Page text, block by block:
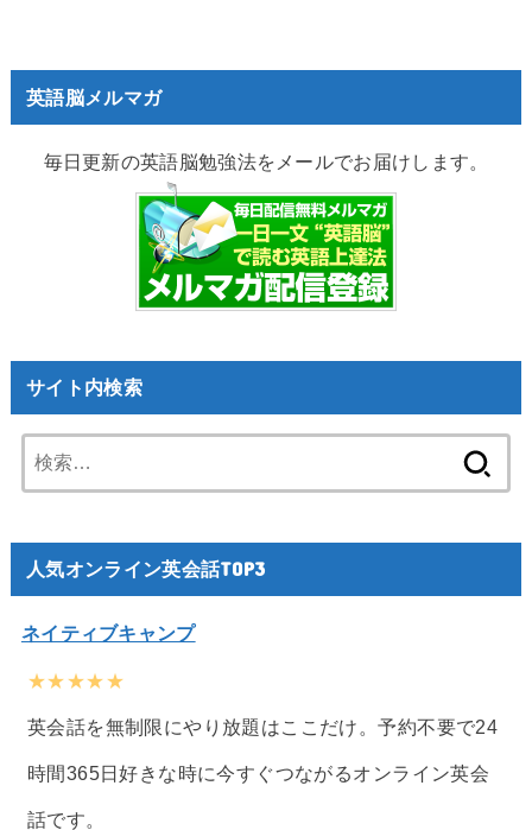
英語脳メルマガ
毎日更新の英語脳勉強法をメールでお届けします。
サイト内検索
索:
人気オンライン英会話TOP3
ネイティブキャンプ
★★★★★
英会話を無制限にやり放題はここだけ。予約不要で24
時間365日好きな時に今すぐつながるオンライン英会
話です。